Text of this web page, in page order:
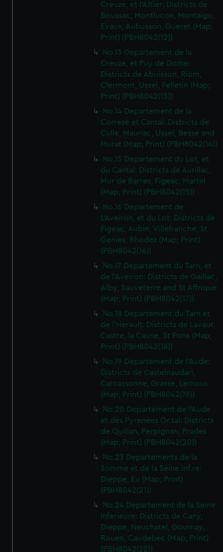
Creuze, et l'Altier: Districts de
Boussac, Montlucon, Montaigu,
Evaux, Aubusson, Gueret (Map;
Print) (PBH8042(12))
No.13 Departement de la
Creuze, et Puy de Dome:
Districts de Abuisson, Riom,
Clermont, Ussel, Felletin (Map;
Print) (PBH8042(13))
No.14 Departement de la
Correze et Cantal: Districts de
Culle, Mauriac, Ussel, Besse and
Murat (Map; Print) (PBH8042(14))
No.15 Departement du Lot, et
du Cantal: Districts de Aurillac,
Mur de Barres, Figeac, Martel
(Map; Print) (PBH8042(15))
No.16 Departement de
L'Aveiron, et du Lot: Districts de
Figeac, Aubin, Villefranche, St
Genies, Rhodez (Map; Print)
(PBH8042(16))
No.17 Departement du Tarn, et
de l'Aveiron: Districts de Gaillac,
Alby, Sauveterre and St Affrique
(Map; Print) (PBH8042(17))
No.18 Departement du Tarn et
de l'Herault: Districts de Lavaur,
Castre, la Caune, St Pons (Map;
Print) (PBH8042(18))
No.19 Departement de l'Aude:
Districts de Castelnaudari,
Carcassonne, Grasse, Lemoux
(Map; Print) (PBH8042(19))
No.20 Departement de l'Aude
et des Pyrenees Or.tal: Districts
de Quillan, Perpignan, Prades
(Map; Print) (PBH8042(20))
No.23 Departements de la
Somme et de la Seine inf.re:
Dieppe, Eu (Map; Print)
(PBH8042(21))
No.24 Departement de la Seine
Inferieure: Districts de Cany,
Dieppe, Neuchatel, Gournay,
Rouen, Caudebec (Map; Print)
(PBH8042(22))